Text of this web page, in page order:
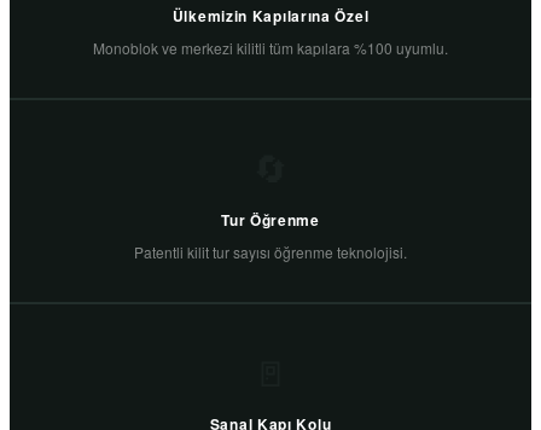
Ülkemizin Kapılarına Özel
Monoblok ve merkezi kilitli tüm kapılara %100 uyumlu.
Tur Öğrenme
Patentli kilit tur sayısı öğrenme teknolojisi.
Sanal Kapı Kolu